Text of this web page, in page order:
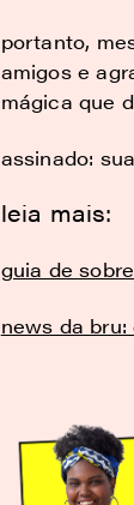
portanto,
amigos e
mágica que
assinado:
leia mais:
guia de
news da